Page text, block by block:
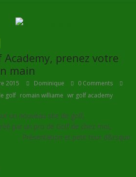
Academy, prenez votre
main
2015 Dominique
0 Comments
golf, romain williame,wr golf academy
un nouveau site de golf,
par un pro de Golf de chez moi,
. Présentation et petit tour d&rsquo